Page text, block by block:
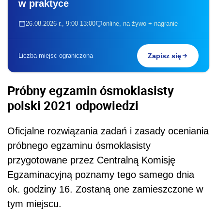
w praktyce
26.08.2026 r., 9:00-13:00 online, na żywo + nagranie
Liczba miejsc ograniczona Zapisz się
Próbny egzamin ósmoklasisty
polski 2021 odpowiedzi
Oficjalne rozwiązania zadań i zasady oceniania
próbnego egzaminu ósmoklasisty
przygotowane przez Centralną Komisję
Egzaminacyjną poznamy tego samego dnia
ok. godziny 16. Zostaną one zamieszczone w
tym miejscu.